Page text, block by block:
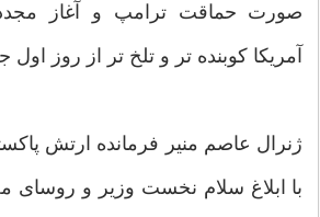
صورت حماقت ترامپ و آغاز
آمریکا کوبنده تر و تلخ تر از روز اول
ژنرال عاصم منیر فرمانده ارتش
با ابلاغ سلام نخست وزیر و